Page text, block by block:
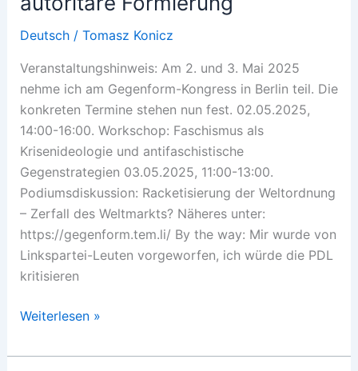
Deutsch/ Tomasz Konicz
Veranstaltungshinweis: Am 2. und 3. Mai 2025
nehme ich am Gegenform-Kongress in Berlin teil. Die
konkreten Termine stehen nun fest. 02.05.2025,
14:00-16:00. Workschop: Faschismus als
Krisenideologie und antifaschistische
Gegenstrategien 03.05.2025, 11:00-13:00.
Podiumsdiskussion: Racketisierung der Weltordnung
– Zerfall des Weltmarkts? Näheres unter:
https://gegenform.tem.li/ By the way: Mir wurde von
Linkspartei-Leuten vorgeworfen, ich würde die PDL
kritisieren
Update
gegen
Weiterlesen »